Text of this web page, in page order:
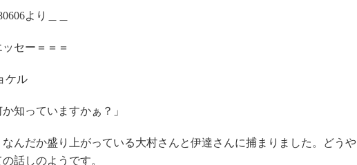
より＿＿
セー＝＝＝
ケル
知っていますかぁ？」
んだか盛り上がっている大村さんと伊達さんに捕まりました。どうや
話しのようです。